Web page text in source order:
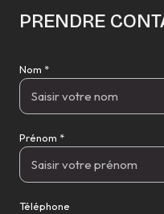
PRENDRE
Nom *
Prénom *
Téléphone